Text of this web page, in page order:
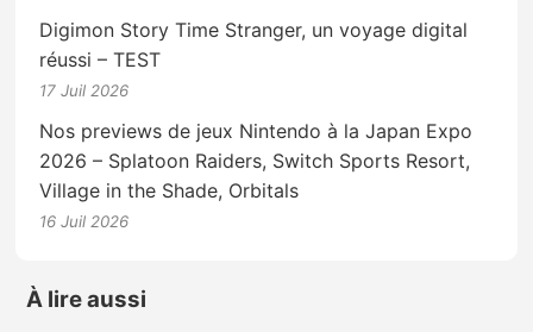
Digimon Story Time Stranger, un voyage digital
réussi – TEST
17 Juil 2026
Nos previews de jeux Nintendo à la Japan Expo
2026 – Splatoon Raiders, Switch Sports Resort,
Village in the Shade, Orbitals
16 Juil 2026
À lire aussi